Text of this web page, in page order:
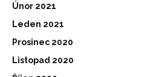
Únor 2021
Leden 2021
Prosinec 2020
Listopad 2020